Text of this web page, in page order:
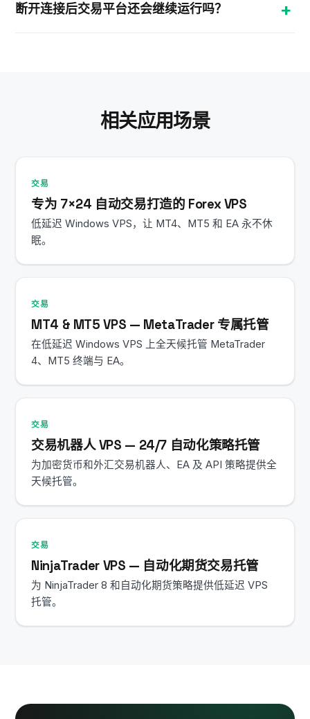
成配置。您将通过邮件收到 IP 地址和 RDP 凭据，可
断开连接后交易平台还会继续运行吗？
相关应用场景
交易
专为 7×24 自动交易打造的 Forex VPS
低延迟 Windows VPS，让 MT4、MT5 和 EA 永不休
眠。
交易
MT4 & MT5 VPS — MetaTrader 专属托管
在低延迟 Windows VPS 上全天候托管 MetaTrader
4、MT5 终端与 EA。
交易
交易机器人 VPS — 24/7 自动化策略托管
为加密货币和外汇交易机器人、EA 及 API 策略提供全
天候托管。
交易
NinjaTrader VPS — 自动化期货交易托管
为 NinjaTrader 8 和自动化期货策略提供低延迟 VPS
托管。